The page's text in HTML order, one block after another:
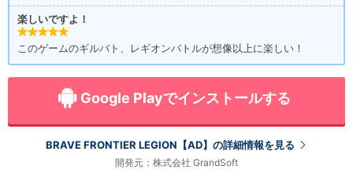
楽しいですよ！
このゲームのギルバト、レギオンバトルが想像以上に楽しい！
Google Playでインストールする
BRAVE FRONTIER LEGION【AD】の詳細情報を見る
開発元：株式会社 GrandSoft